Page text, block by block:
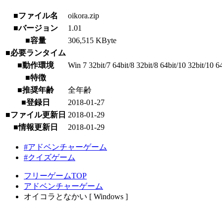
■ファイル名
oikora.zip
■バージョン
1.01
■容量
306,515 KByte
■必要ランタイム
■動作環境
Win 7 32bit/7 64bit/8 32bit/8 64bit/10 32bit/10
■特徴
■推奨年齢
全年齢
■登録日
2018-01-27
■ファイル更新日 2018-01-29
■情報更新日
2018-01-29
#アドベンチャーゲーム
#クイズゲーム
フリーゲームTOP
アドベンチャーゲーム
オイコラとなかい [ Windows ]